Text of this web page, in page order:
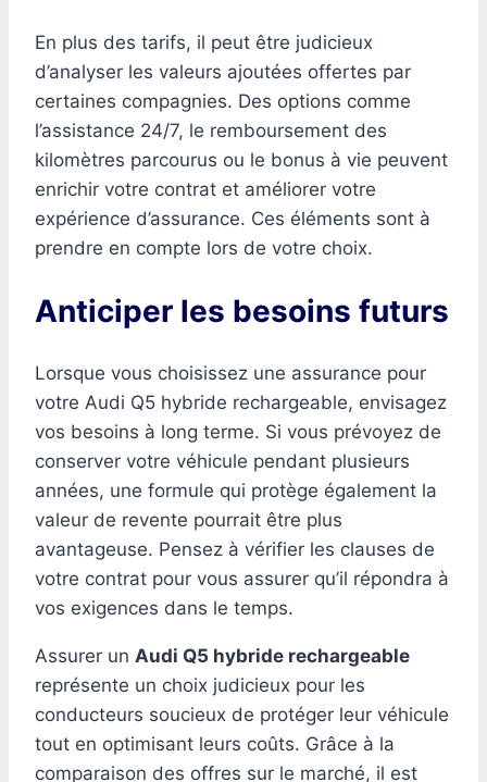
En plus des tarifs, il peut être judicieux
d’analyser les valeurs ajoutées offertes par
certaines compagnies. Des options comme
l’assistance 24/7, le remboursement des
kilomètres parcourus ou le bonus à vie peuvent
enrichir votre contrat et améliorer votre
expérience d’assurance. Ces éléments sont à
prendre en compte lors de votre choix.
Anticiper les besoins futurs
Lorsque vous choisissez une assurance pour
votre Audi Q5 hybride rechargeable, envisagez
vos besoins à long terme. Si vous prévoyez de
conserver votre véhicule pendant plusieurs
années, une formule qui protège également la
valeur de revente pourrait être plus
avantageuse. Pensez à vérifier les clauses de
votre contrat pour vous assurer qu’il répondra à
vos exigences dans le temps.
Assurer un Audi Q5 hybride rechargeable
représente un choix judicieux pour les
conducteurs soucieux de protéger leur véhicule
tout en optimisant leurs coûts. Grâce à la
comparaison des offres sur le marché, il est